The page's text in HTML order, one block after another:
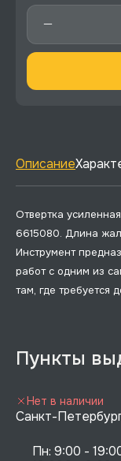
Описание
Отвертка
6615080. Длина
Инструмент
работ с одним из
там, где требуется
Пункты
Санкт-
Пн: 9:00 -
Нет в наличии